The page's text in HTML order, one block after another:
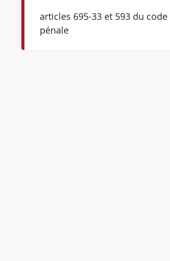
articles 695-33 et 593 du
pénale